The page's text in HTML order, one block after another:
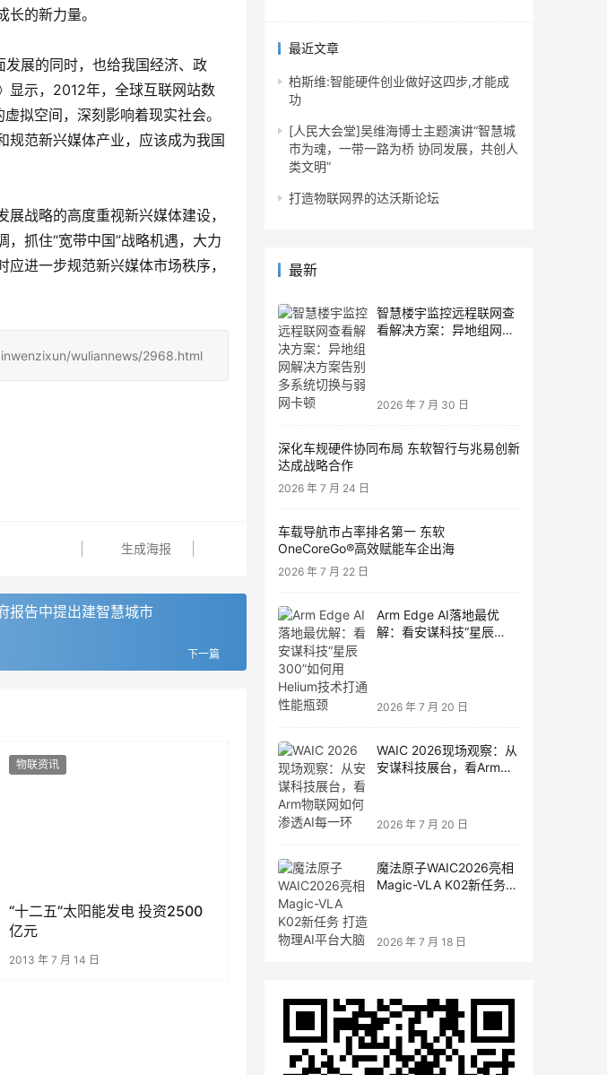
的新力量。
展的同时，也给我国经济、政
显示，2012年，全球互联网站数
拟空间，深刻影响着现实社会。
规范新兴媒体产业，应该成为我国
战略的高度重视新兴媒体建设，
抓住“宽带中国”战略机遇，大力
进一步规范新兴媒体市场秩序，
wuliannews/2968.html
生成海报
报告中提出建智慧城市
下一篇
物联资讯
“十二五”太阳能发电 投资2500
亿元
2013 年 7 月 14 日
最近文章
柏斯维:智能硬件创业做好这四步,才能成
功
[人民大会堂]吴维海博士主题演讲“智慧城
市为魂，一带一路为桥 协同发展，共创人
类文明”
打造物联网界的达沃斯论坛
最新
智慧楼宇监控远程联网查
看解决方案：异地组网解
2026 年 7 月 30 日
深化车规硬件协同布局 东软智行与兆易创新
达成战略合作
2026 年 7 月 24 日
车载导航市占率排名第一 东软
OneCoreGo®高效赋能车企出海
2026 年 7 月 22 日
Arm Edge AI落地最优
解：看安谋科技“星辰
2026 年 7 月 20 日
WAIC 2026现场观察：从
安谋科技展台，看Arm物
2026 年 7 月 20 日
魔法原子WAIC2026亮相
Magic-VLA K02新任务
2026 年 7 月 18 日